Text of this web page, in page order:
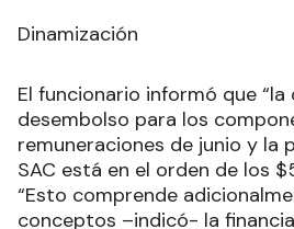
Dinamización
El funcionario informó que
desembolso para los
remuneraciones de junio y la
SAC está en el orden de los
“Esto comprende
conceptos –indicó- la